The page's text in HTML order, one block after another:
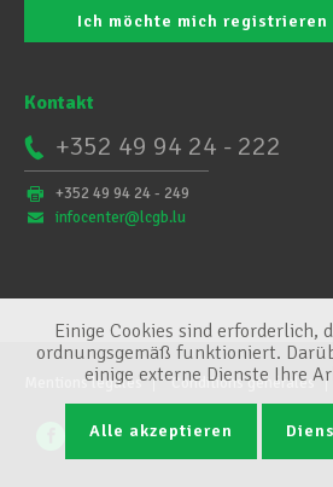
Ich möchte mich registrieren
Kontakt
+352 49 94 24 - 222
+352 49 94 24 - 249
infocenter@lcgb.lu
Mentions légales Conditions générales
Einige Cookies sind erforderlich,
ordnungsgemäß funktioniert.
einige externe Dienste Ihre
Alle akzeptieren